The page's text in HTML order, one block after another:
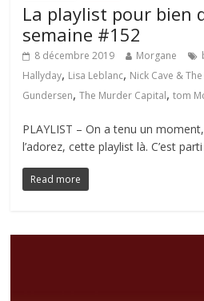
La playlist pour bien
semaine #152
8 décembre 2019 Morgane
Hallyday, Lisa Leblanc, Nick Cave &
Gundersen,The Murder Capital,tom
PLAYLIST – On a tenu un
l’adorez, cette playlist là. C’est
Read more